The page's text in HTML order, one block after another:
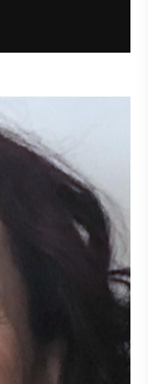
làm Quản
mại và
và tiếp thị
đa dạng.
doanh và
viên đại
tranh